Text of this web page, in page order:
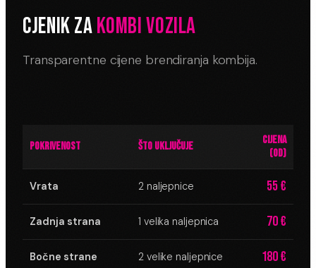
CJENIK ZAKOMBI VOZILA
Transparentne cijene brendiranja kombija.
POKRIVENOST ŠTO UKLJUČUJE
CIJENA
(OD)
Vrata 2 naljepnice 55 €
Zadnja strana 1 velika naljepnica 70 €
Bočne strane 2 velike naljepnice 180 €